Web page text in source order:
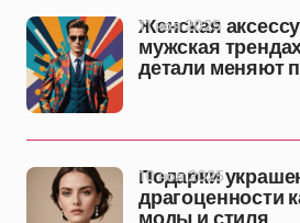
Женская
мужская
детали меняют
11 ноя 2025
Подарки
драгоценности
моды и стиля
10 ноя 2025